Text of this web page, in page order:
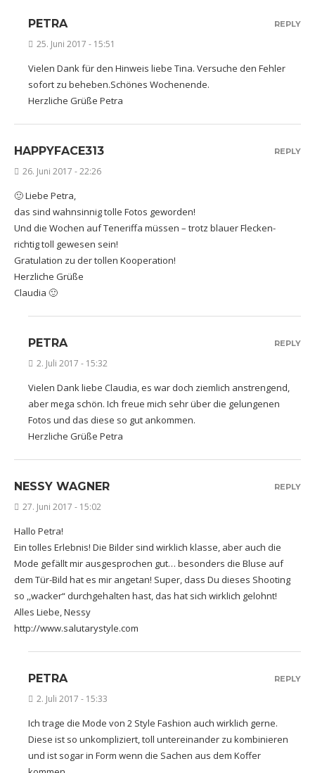
PETRA
25. Juni 2017 - 15:51
Vielen Dank für den Hinweis liebe Tina. Versuche den Fehler
sofort zu beheben.Schönes Wochenende.
Herzliche Grüße Petra
REPLY
HAPPYFACE313
26. Juni 2017 - 22:26
🙂 Liebe Petra,
das sind wahnsinnig tolle Fotos geworden!
Und die Wochen auf Teneriffa müssen – trotz blauer Flecken-
richtig toll gewesen sein!
Gratulation zu der tollen Kooperation!
Herzliche Grüße
Claudia 🙂
REPLY
PETRA
2. Juli 2017 - 15:32
Vielen Dank liebe Claudia, es war doch ziemlich anstrengend,
aber mega schön. Ich freue mich sehr über die gelungenen
Fotos und das diese so gut ankommen.
Herzliche Grüße Petra
REPLY
NESSY WAGNER
27. Juni 2017 - 15:02
Hallo Petra!
Ein tolles Erlebnis! Die Bilder sind wirklich klasse, aber auch die
Mode gefällt mir ausgesprochen gut… besonders die Bluse auf
dem Tür-Bild hat es mir angetan! Super, dass Du dieses Shooting
so ,,wacker“ durchgehalten hast, das hat sich wirklich gelohnt!
Alles Liebe, Nessy
http://www.salutarystyle.com
REPLY
PETRA
2. Juli 2017 - 15:33
Ich trage die Mode von 2 Style Fashion auch wirklich gerne.
Diese ist so unkompliziert, toll untereinander zu kombinieren
und ist sogar in Form wenn die Sachen aus dem Koffer
REPLY